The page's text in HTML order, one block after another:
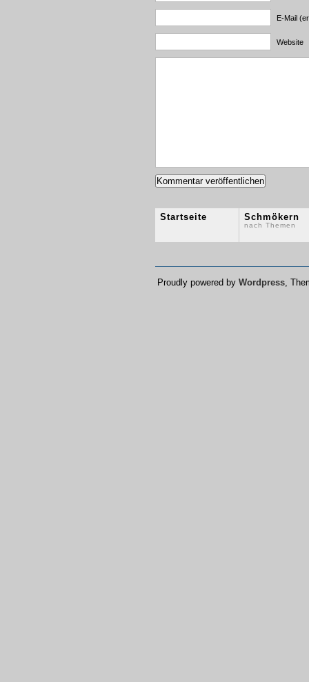
E-Mail
Website
Startseite Schmökern
nach Themen
Proudly powered by Wordpress,